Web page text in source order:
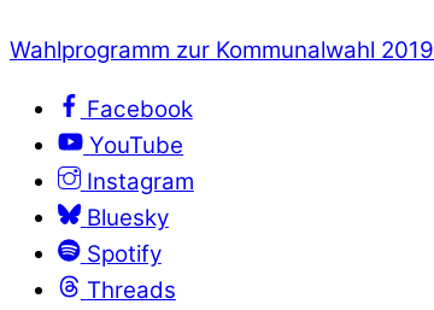
Wahlprogramm zur Kommunalwahl 2019
Facebook
YouTube
Instagram
Bluesky
Spotify
Threads